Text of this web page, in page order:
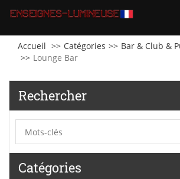
Accueil
Catégories
Bar & Club &
Lounge Bar
Rechercher
Catégories